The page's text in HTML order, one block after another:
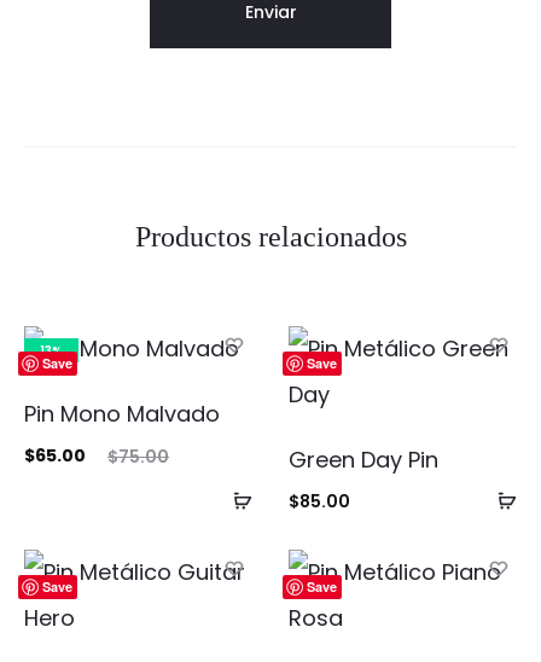
Productos relacionados
Save
13%
Añadir
carrito
Pin Mono Malvado
$75.00
El
era:
$75.00.
$65.00
es:
Save
Green Day Pin
$85.00
Save Save